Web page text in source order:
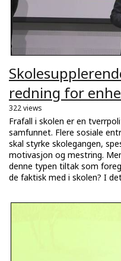
redning for
322 views
Frafall i skolen er en
samfunnet. Flere sosiale
skal styrke skolegangen,
motivasjon og mestring.
denne typen tiltak som
de faktisk med i skolen? I